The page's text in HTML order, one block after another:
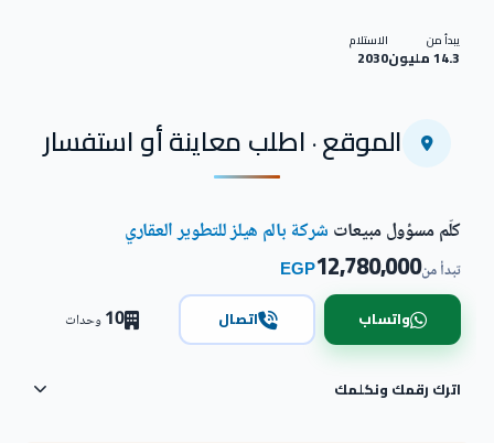
يبدأ من
14.3 مليون
الاستلام
2030
الموقع · اطلب معاينة أو استفسار
كلّم مسؤول مبيعات شركة بالم هيلز للتطوير العقاري
تبدأ من12,780,000
EGP
واتساب اتصال 10وحدات
اترك رقمك ونكلمك